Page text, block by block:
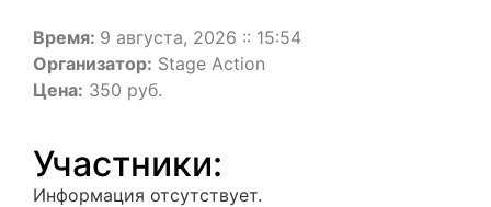
Время: 9 августа, 2026 :: 15:54
Организатор: Stage Action
Цена: 350 руб.
Участники:
Информация отсутствует.